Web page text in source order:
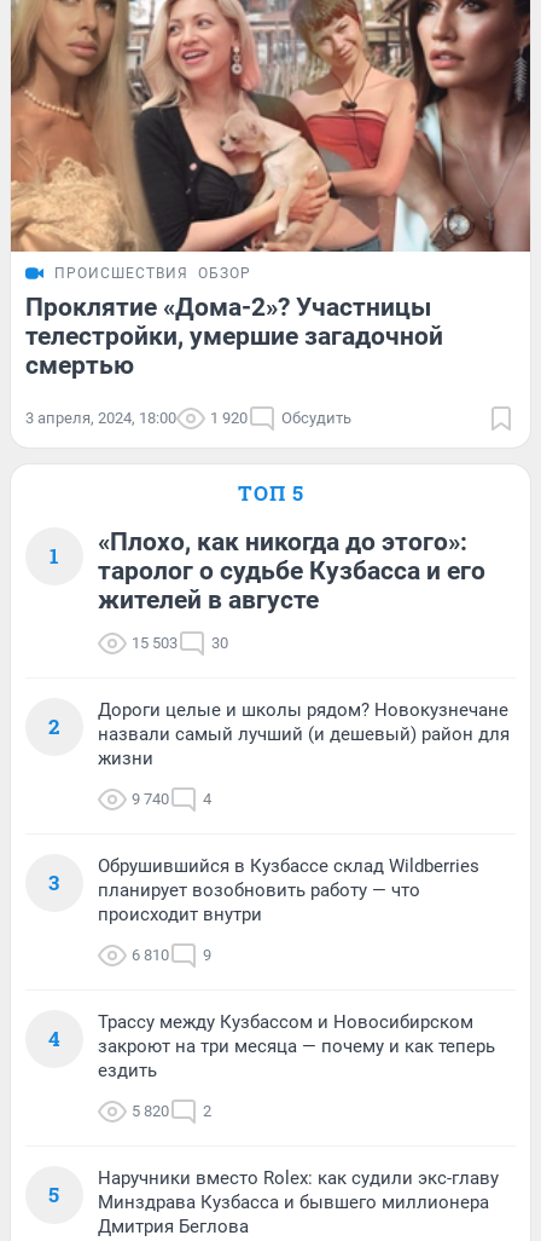
ПРОИСШЕСТВИЯ ОБЗОР
Проклятие «Дома-2»? Участницы
телестройки, умершие загадочной
смертью
3 апреля, 2024, 18:00 1 920 Обсудить
ТОП 5
1
«Плохо, как никогда до этого»:
таролог о судьбе Кузбасса и его
жителей в августе
15 503 30
2
Дороги целые и школы рядом? Новокузнечане
назвали самый лучший (и дешевый) район для
жизни
9 740 4
3
Обрушившийся в Кузбассе склад Wildberries
планирует возобновить работу — что
происходит внутри
6 810 9
4
Трассу между Кузбассом и Новосибирском
закроют на три месяца — почему и как теперь
ездить
5 820 2
5
Наручники вместо Rolex: как судили экс-главу
Минздрава Кузбасса и бывшего миллионера
Дмитрия Беглова